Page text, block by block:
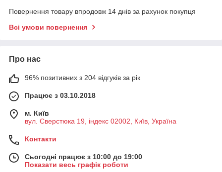
Повернення товару впродовж 14 днів за рахунок покупця
Всі умови повернення
Про нас
96% позитивних з 204 відгуків за рік
Працює з 03.10.2018
м. Київ
вул. Сверстюка 19, індекс 02002, Київ, Україна
Контакти
Сьогодні працює з 10:00 до 19:00
Показати весь графік роботи